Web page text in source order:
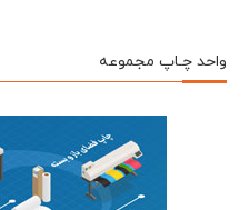
واحد چـاپ مجموعه